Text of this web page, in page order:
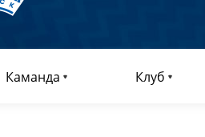
Каманда Клуб